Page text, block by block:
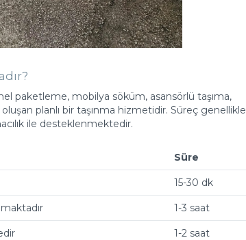
paketleme, mobilya söküm, asansörlü taşıma,
planlı bir taşınma hizmetidir. Süreç genellikle
ile desteklenmektedir.
Süre
15-30 dk
1-3 saat
1-2 saat